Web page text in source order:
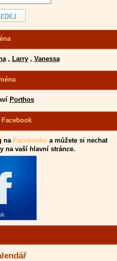
, Larry, Vanessa
Porthos
na Facebooku a můžete si nechat
na vaší hlavní stránce.